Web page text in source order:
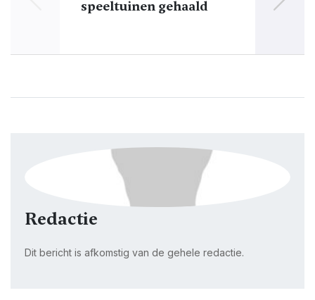
speeltuinen gehaald
Redactie
Dit bericht is afkomstig van de gehele redactie.